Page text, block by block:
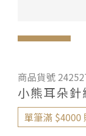
商品貨號
小熊耳朵
單筆滿 $4000